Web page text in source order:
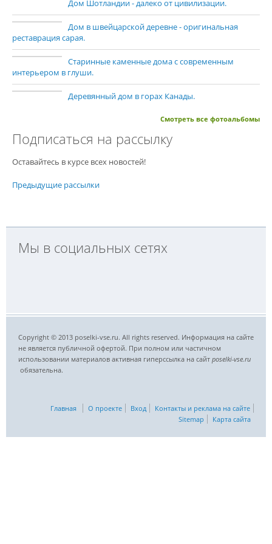
Дом Шотландии - далеко от цивилизации.
Дом в швейцарской деревне - оригинальная
реставрация сарая.
Старинные каменные дома с современным
интерьером в глуши.
Деревянный дом в горах Канады.
Смотреть все фотоальбомы
Подписаться на рассылку
Оставайтесь в курсе всех новостей!
Предыдущие рассылки
Мы в социальных сетях
Copyright © 2013 poselki-vse.ru. All rights reserved. Информация на сайте
не является публичной офертой. При полном или частичном
использовании материалов активная гиперссылка на сайт poselki-vse.ru​
обязательна.
Главная О проекте Вход
Контакты и реклама на сайте
Sitemap
Карта сайта